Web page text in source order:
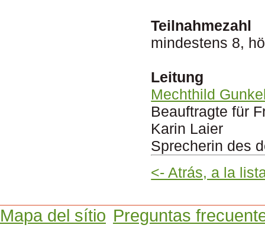
Teilnahmezahl
mindestens 8,
Leitung
Mechthild
Beauftragte für
Karin Laier
Sprecherin des
<- Atrás, a la
Mapa del sítio Preguntas